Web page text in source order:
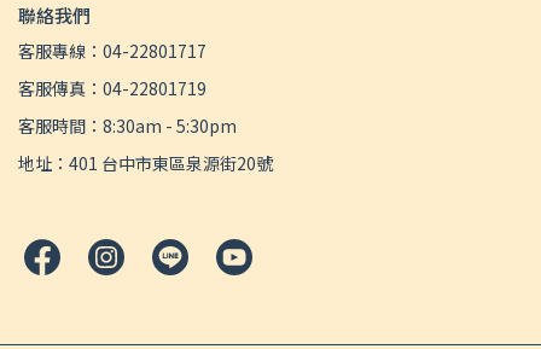
聯絡我們
客服專線：04-22801717
客服傳真：04-22801719
客服時間：8:30am - 5:30pm
地址：401 台中市東區泉源街20號